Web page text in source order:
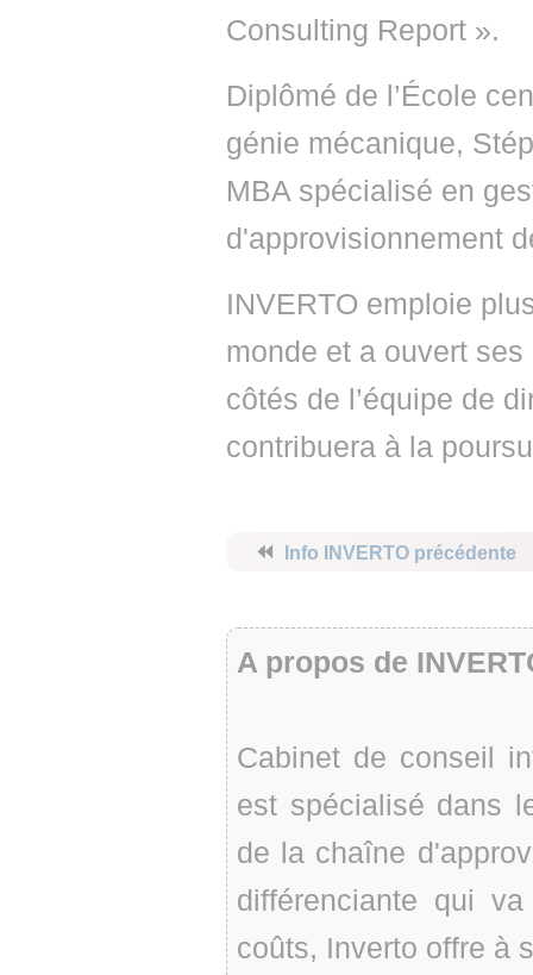
Consulting Report ».
Diplômé de l’École
génie mécanique,
MBA spécialisé en
d'approvisionnement
INVERTO emploie
monde et a ouvert
côtés de l’équipe de
contribuera à la
⏪ Info INVERTO précédente
A propos de
Cabinet de conseil
est spécialisé dans
de la chaîne
différenciante qui
coûts, Inverto offre à